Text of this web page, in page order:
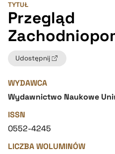
TYTUŁ
Przegląd
Udostępnij
WYDAWCA
Wydawnictwo Naukowe
ISSN
0552-4245
LICZBA WOLUMINÓW